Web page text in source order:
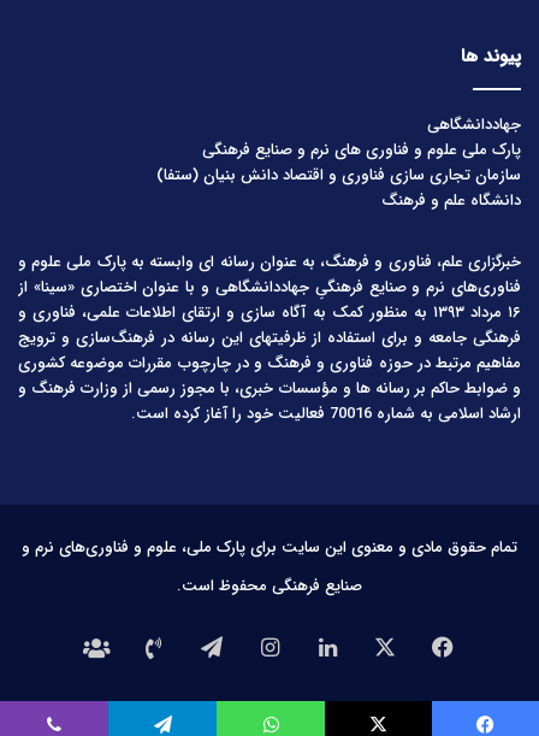
پیوند ها
جهاددانشگاهی
پارک ملی علوم و فناوری های نرم و صنایع فرهنگی
سازمان تجاری سازی فناوری و اقتصاد دانش بنیان (ستفا)
دانشگاه علم و فرهنگ
خبرگزاری علم، فناوری و فرهنگ، به عنوان رسانه ای وابسته به پارک ملی علوم و
فناوری‌های نرم و صنایع فرهنگیِ جهاددانشگاهی و با عنوان اختصاری «سینا» از
۱۶ مرداد ۱۳۹۳ به منظور کمک به آگاه سازی و ارتقای اطلاعات علمی، فناوری و
فرهنگی جامعه و برای استفاده از ظرفیتهای این رسانه در فرهنگ‌سازی و ترویج
مفاهیم مرتبط در حوزه فناوری و فرهنگ و در چارچوب مقررات موضوعه کشوری
و ضوابط حاکم بر رسانه ها و مؤسسات خبری، با مجوز رسمی از وزارت فرهنگ و
ارشاد اسلامی به شماره 70016 فعالیت خود را آغاز کرده است.
تمام حقوق مادی و معنوی این سایت برای پارک ملی، علوم و فناوری‌های نرم و
صنایع فرهنگی محفوظ است.
فیس
بوک
لینکدیناینستاگرامتلگرامتماس
با
درباره
ما